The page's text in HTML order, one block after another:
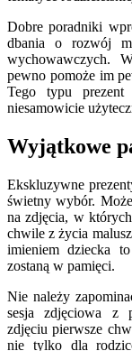
Dobre poradniki
dbania o rozwój
wychowawczych.
pewno pomoże im
Tego typu
niesamowicie
Wyjątkowe
Ekskluzywne
świetny wybór.
na zdjęcia, w
chwile z życia
imieniem dziecka
zostaną w pamięci.
Nie należy
sesja zdjęciowa z
zdjęciu pierwsze
nie tylko dla